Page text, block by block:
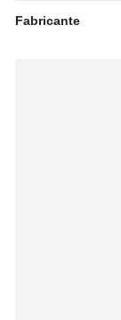
Fabricante